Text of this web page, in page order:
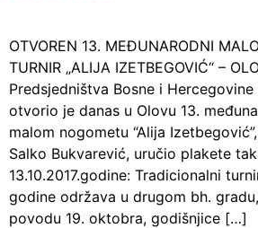
OTVOREN 13. MEĐUNARODNI
TURNIR „ALIJA IZETBEGOVIĆ“ –
Predsjedništva Bosne i
otvorio je danas u Olovu 13.
malom nogometu “Alija
Salko Bukvarević, uručio plakete
13.10.2017.godine: Tradicionalni
godine održava u drugom bh.
povodu 19. oktobra, godišnjice […]